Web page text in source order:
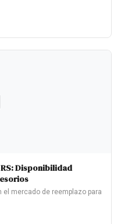
Disponibilidad
el mercado de reemplazo para